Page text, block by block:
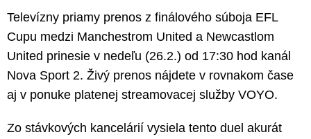
Televízny priamy prenos z finálového súboja EFL
Cupu medzi Manchestrom United a Newcastlom
United prinesie v nedeľu (26.2.) od 17:30 hod kanál
Nova Sport 2. Živý prenos nájdete v rovnakom čase
aj v ponuke platenej streamovacej služby VOYO.
Zo stávkových kancelárií vysiela tento duel akurát